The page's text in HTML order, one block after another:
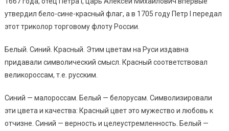
утвердил бело-сине-красный флаг, а в 1705 году Петр I передал
этот триколор торговому флоту России.
Белый. Синий. Красный. Этим цветам на Руси издавна
придавали символический смысл. Красный соответствовал
великороссам, т.е. русским.
Синий — малороссам. Белый — белорусам. Символизировали
эти цвета и качества: Красный цвет это мужество и любовь к
отчизне. Синий — верность и целеустремленность. Белый —